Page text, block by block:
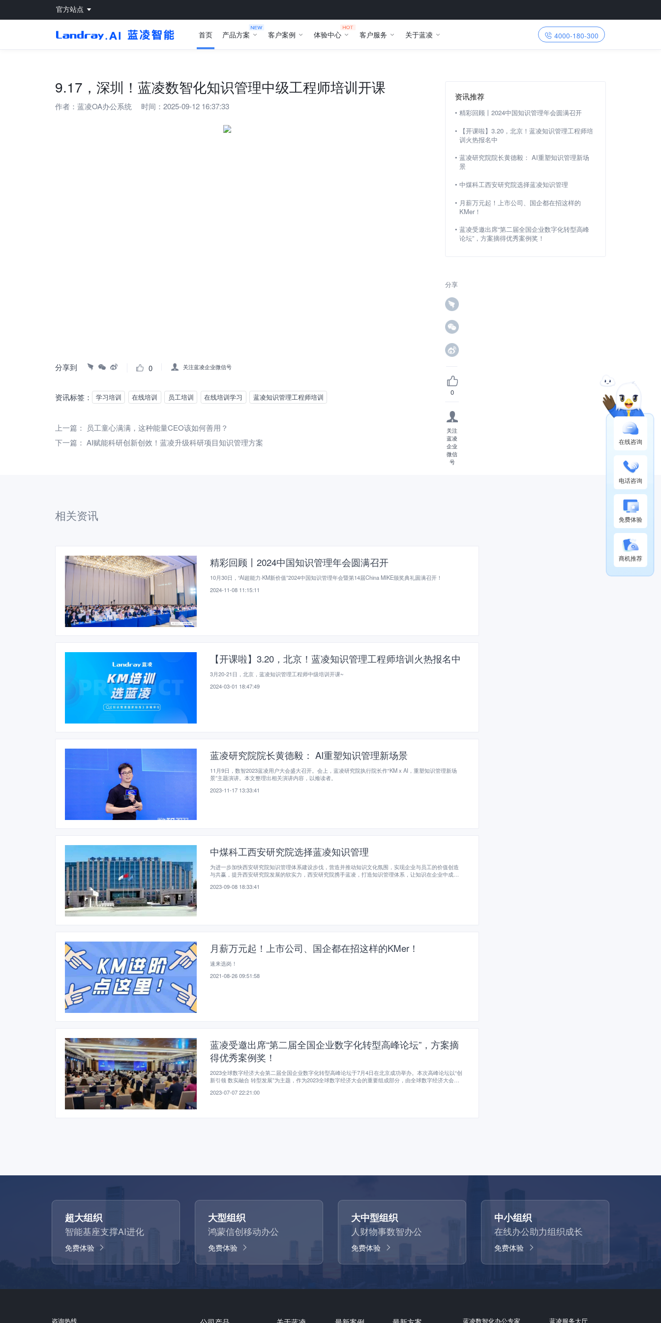
官方站点
首页 产品方案 客户案例 体验中心 客户服务 关于蓝凌 4000-180-300
9.17，深圳！蓝凌数智化知识管理中级工程师培训开课
作者： 蓝凌OA办公系统 时间：2025-09-12 16:37:33
资讯推荐
• 精彩回顾丨2024中国知识管理年会圆满召开
•
【开课啦】3.20，北京！蓝凌知识管理工程师培
训火热报名中
• 蓝凌研究院院长黄德毅： AI重塑知识管理新场
景
• 中煤科工西安研究院选择蓝凌知识管理
• 月薪万元起！上市公司、国企都在招这样的
KMer！​
• 蓝凌受邀出席“第二届全国企业数字化转型高峰
论坛”，方案摘得优秀案例奖！
分享
0
关注
蓝凌
企业
微信
号
分享到 0 关注蓝凌企业微信号
资讯标签： 学习培训 在线培训 员工培训 在线培训学习 蓝凌知识管理工程师培训
上一篇：
员工童心满满，这种能量CEO该如何善用？
下一篇： AI赋能科研创新创效！蓝凌升级科研项目知识管理方案
相关资讯
精彩回顾丨2024中国知识管理年会圆满召开
10月30日，“AI超能力·KM新价值”2024中国知识管理年会暨第14届China MIKE颁奖典礼圆满召开！
2024-11-08 11:15:11
【开课啦】3.20，北京！蓝凌知识管理工程师培训火热报名中
3月20-21日，北京，蓝凌知识管理工程师中级培训开课~
2024-03-01 18:47:49
蓝凌研究院院长黄德毅： AI重塑知识管理新场景
11月9日，数智2023蓝凌用户大会盛大召开。会上，蓝凌研究院执行院长作“KM x AI，重塑知识管理新场
景”主题演讲。本文整理出相关演讲内容，以飨读者。
2023-11-17 13:33:41
中煤科工西安研究院选择蓝凌知识管理
为进一步加快西安研究院知识管理体系建设步伐，营造并推动知识文化氛围，实现企业与员工的价值创造
与共赢，提升西安研究院发展的软实力，西安研究院携手蓝凌，打造知识管理体系，让知识在企业中成为
2023-09-08 18:33:41
月薪万元起！上市公司、国企都在招这样的KMer！​
速来选岗！
2021-08-26 09:51:58
蓝凌受邀出席“第二届全国企业数字化转型高峰论坛”，方案摘
得优秀案例奖！
2023全球数字经济大会第二届全国企业数字化转型高峰论坛于7月4日在北京成功举办。本次高峰论坛以“创
新引领 数实融合 转型发展”为主题，作为2023全球数字经济大会的重要组成部分，由全球数字经济大会组
导、专家学者、企业代表、媒体记者等300余人的积极参与，共同探讨企业数字化转型的关键议题，包括经
2023-07-07 22:21:00
在线咨询
电话咨询
免费体验
商机推荐
超大组织
智能基座支撑AI进化
免费体验
大型组织
鸿蒙信创移动办公
免费体验
大中型组织
人财物事数智办公
免费体验
中小组织
在线办公助力组织成长
免费体验
咨询热线 蓝凌数智化办公专家 蓝凌服务大厅